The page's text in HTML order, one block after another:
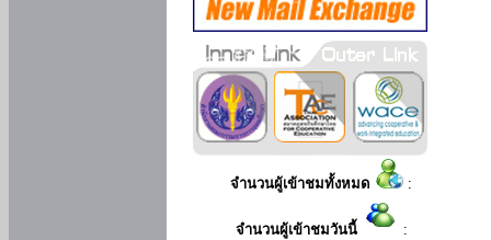
จำนวนผู้เข้าชมทั้งหมด :
จำนวนผู้เข้าชมวันนี้ :